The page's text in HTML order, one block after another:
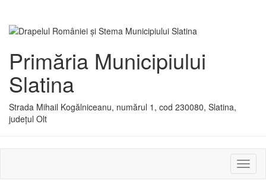
Primăria Municipiului
Slatina
Strada Mihail Kogălniceanu, numărul 1, cod 230080, Slatina,
județul Olt
sau